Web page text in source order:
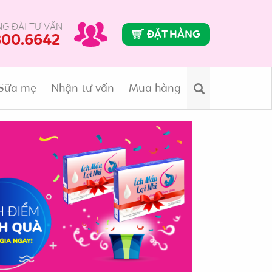
ĐÀI TƯ VẤN
ĐẶT HÀNG
mẹ Nhận tư vấn Mua hàng